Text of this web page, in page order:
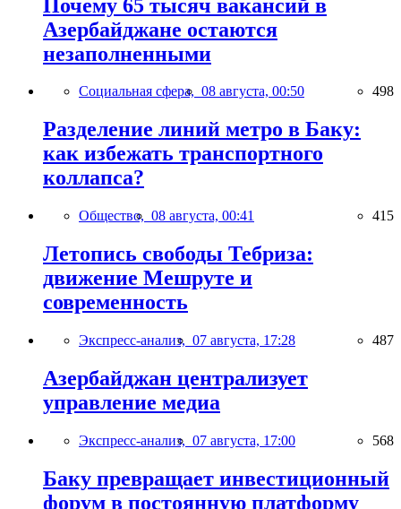
Почему 65 тысяч вакансий в
Азербайджане остаются
незаполненными
Социальная сфера, 08 августа, 00:50 498
Разделение линий метро в Баку:
как избежать транспортного
коллапса?
Общество, 08 августа, 00:41 415
Летопись свободы Тебриза:
движение Мешруте и
современность
Экспресс-анализ, 07 августа, 17:28 487
Азербайджан централизует
управление медиа
Экспресс-анализ, 07 августа, 17:00 568
Баку превращает инвестиционный
форум в постоянную платформу